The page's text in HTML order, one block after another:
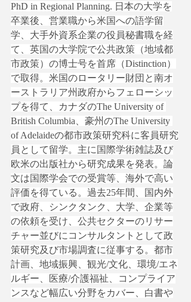
PhD in Regional Planning. 日本の大学を
卒業後、営業職から米国への語学留
学、大手外資系企業の役員秘書職を経
て、英国の大学院で公共政策（地域都
市政策）の博士号を首席（Distinction）
で取得。米国のロータリー財団と南オ
ーストラリア州政府からフェローシッ
プを得て、カナダのThe University of
British Columbia、豪州のThe University
of Adelaideの都市政策研究科に客員研究
員として留学。主に国際学術雑誌及び
欧米の出版社から研究成果を発表。論
文は国際学会での受賞等、海外で高い
評価を得ている。過去25年間、国内外
で政府、シンクタンク、大学、企業等
の依頼を受け、公共セクターのリサー
チャー並びにコンサルタントとして政
策研究及び市場調査に従事する。都市
計画、地域振興、観光/文化、環境/エネ
ルギー、医療/介護福祉、コンプライア
ンスなど幅広い分野をカバー、白書や